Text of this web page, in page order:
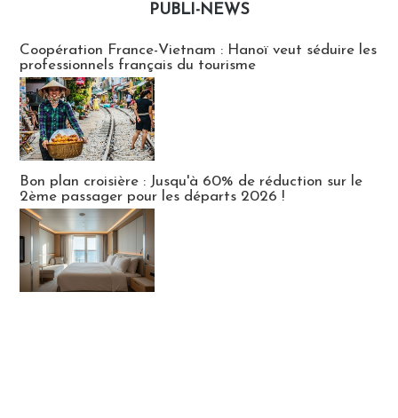
PUBLI-NEWS
Coopération France-Vietnam : Hanoï veut séduire les
professionnels français du tourisme
Bon plan croisière : Jusqu'à 60% de réduction sur le
2ème passager pour les départs 2026 !